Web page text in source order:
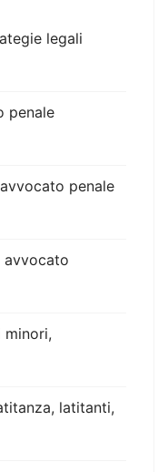
legali
penale
penale
avvocato
minori,
latitanti,